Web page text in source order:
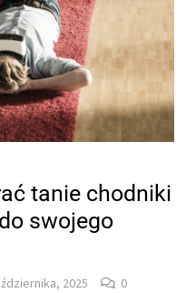
tanie chodniki
swojego
2025 0